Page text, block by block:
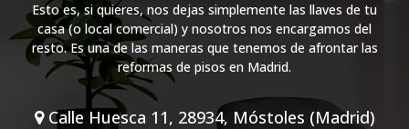
Esto es, si quieres, nos dejas simplemente las llaves de tu
casa (o local comercial) y nosotros nos encargamos del
resto. Es una de las maneras que tenemos de afrontar las
reformas de pisos en Madrid.
Calle Huesca 11, 28934, Móstoles (Madrid)